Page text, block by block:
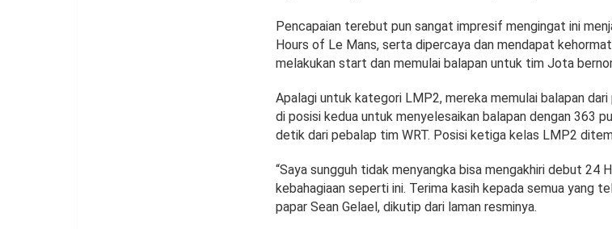
Pencapaian terebut pun sangat impresif mengingat ini
Hours of Le Mans, serta dipercaya dan mendapat
melakukan start dan memulai balapan untuk tim Jota
Apalagi untuk kategori LMP2, mereka memulai balapan
di posisi kedua untuk menyelesaikan balapan dengan 363
detik dari pebalap tim WRT. Posisi ketiga kelas LMP2
“Saya sungguh tidak menyangka bisa mengakhiri debut 24
kebahagiaan seperti ini. Terima kasih kepada semua yang
papar Sean Gelael, dikutip dari laman resminya.